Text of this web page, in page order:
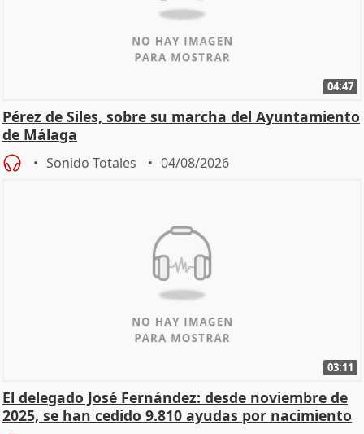
04:47
Pérez de Siles, sobre su marcha del Ayuntamiento
de Málaga
Sonido Totales 04/08/2026
03:11
El delegado José Fernández: desde noviembre de
2025, se han cedido 9.810 ayudas por nacimiento